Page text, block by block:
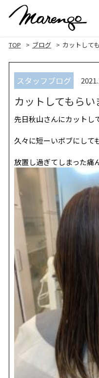
TOP ブログ カットして
スタッフブログ
カットしてもら
先日秋山さんにカットし
久々に短ーいボブにして
放置し過ぎてしまった痛